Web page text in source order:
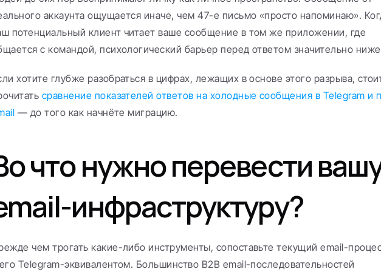
аккаунта ощущается иначе, чем 47-е письмо «просто напоминаю».
потенциальный клиент читает ваше сообщение в том же приложении, где
с командой, психологический барьер перед ответом значительно
хотите глубже разобраться в цифрах, лежащих в основе этого разрыва,
сравнение показателей ответов на холодные сообщения в Telegram и
— до того как начнёте миграцию.
что нужно перевести
инфраструктуру?
чем трогать какие-либо инструменты, сопоставьте текущий email-
Telegram-эквивалентом. Большинство B2B email-последовательностей